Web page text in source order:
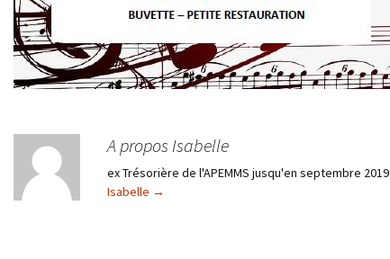
A propos Isabelle
ex Trésorière de l'APEMMS jusqu'en septembre 2019
Isabelle →